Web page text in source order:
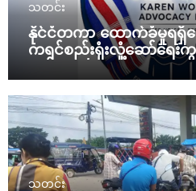
သတင်း
နိုင်ငံတကာ ထောက်ခံမှုရရှိရ
ကရင်စည်းရုံးလှုံ့ဆော်ရေး
သတင်း